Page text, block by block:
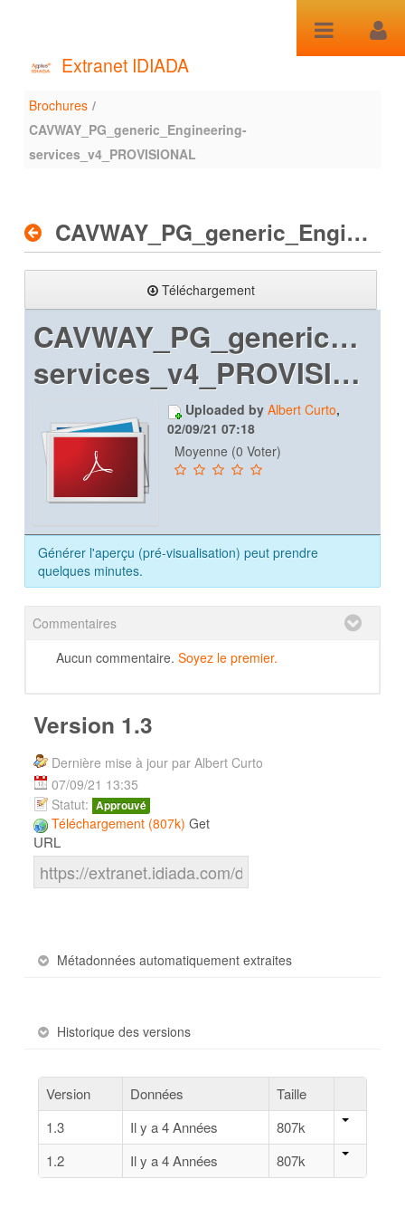
Extranet IDIADA
Brochures
Brochures /
CAVWAY_PG_generic_Engineering-
services_v4_PROVISIONAL
CAVWAY_PG_generic_Engineering-services_v4_PROVISIONAL
Téléchargement
services_v4_PROVISIONAL
Uploaded by Albert Curto,
02/09/21 07:18
Moyenne (0 Voter)
Générer l'aperçu (pré-visualisation) peut prendre
quelques minutes.
Commentaires
Aucun commentaire. Soyez le premier.
Version 1.3
Dernière mise à jour par Albert Curto
07/09/21 13:35
Statut: Approuvé
Téléchargement (807k) Get
URL
Métadonnées automatiquement extraites
Historique des versions
Version Données
Taille
1.3
Il y a 4 Années
807k
1.2
Il y a 4 Années 807k